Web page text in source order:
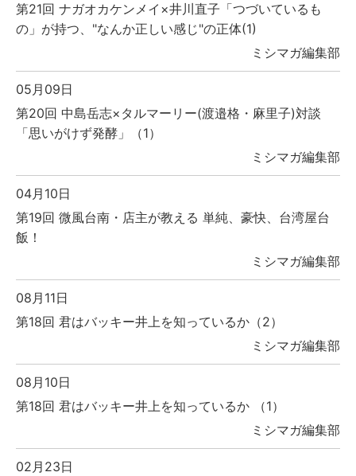
第21回 ナガオカケンメイ×井川直子「つづいているも
の」が持つ、"なんか正しい感じ"の正体(1)
ミシマガ編集部
05月09日
第20回 中島岳志×タルマーリー(渡邉格・麻里子)対談
「思いがけず発酵」（1）
ミシマガ編集部
04月10日
第19回 微風台南・店主が教える 単純、豪快、台湾屋台
飯！
ミシマガ編集部
08月11日
第18回 君はバッキー井上を知っているか（2）
ミシマガ編集部
08月10日
第18回 君はバッキー井上を知っているか （1）
ミシマガ編集部
02月23日